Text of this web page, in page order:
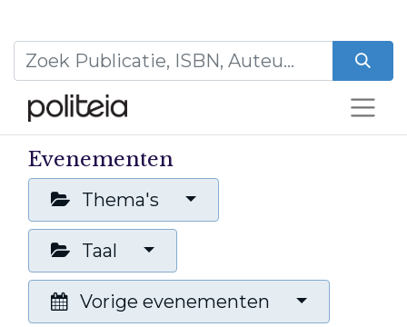
Evenementen
Thema's
Taal
Vorige evenementen